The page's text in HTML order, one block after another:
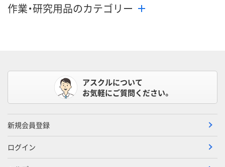
作業・研究用品のカテゴリー
アスクルについて
お気軽にご質問ください。
新規会員登録
ログイン